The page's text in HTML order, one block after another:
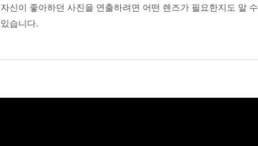
자신이 좋아하던 사진을 연출하려면 어떤 렌즈가 필요한지도 알 수
있습니다.